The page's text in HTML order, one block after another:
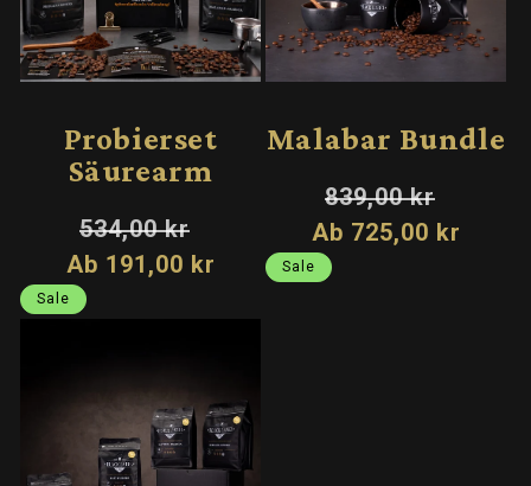
Probierset
Säurearm
Normaler
Preis
534,00 kr Verkaufspreis
Ab 191,00 kr
Sale
Malabar Bundle
Normaler
Preis
839,00 kr
Ab 725,00 kr
Sale